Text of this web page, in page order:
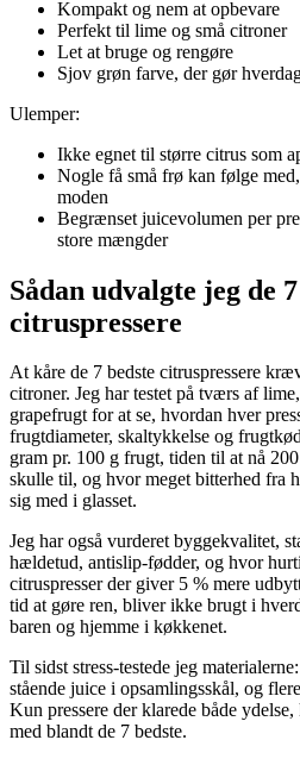
Kompakt og nem at opbevare
Perfekt til lime og små citroner
Let at bruge og rengøre
Sjov grøn farve, der gør
Ulemper:
Ikke egnet til større citrus som
Nogle få små frø kan følge
moden
Begrænset juicevolumen per
store mængder
Sådan udvalgte jeg de
citruspressere
At kåre de 7 bedste citruspressere
citroner. Jeg har testet på tværs af
grapefrugt for at se, hvordan hver
frugtdiameter, skaltykkelse og
gram pr. 100 g frugt, tiden til at nå
skulle til, og hvor meget bitterhed fra
sig med i glasset.
Jeg har også vurderet byggekvalitet,
hældetud, antislip-fødder, og hvor
citruspresser der giver 5 % mere
tid at gøre ren, bliver ikke brugt i
baren og hjemme i køkkenet.
Til sidst stress-testede jeg
stående juice i opsamlingsskål, og
Kun pressere der klarede både
med blandt de 7 bedste.